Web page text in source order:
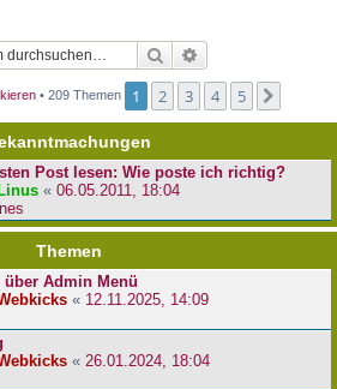
Suche
• 209 Themen 1 2 3 4 5
Post lesen: Wie poste ich richtig?
Linus « 06.05.2011, 18:04
Themen
Admin Menü
« 12.11.2025, 14:09
« 26.01.2024, 18:04